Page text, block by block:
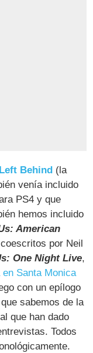
Left Behind (la
venía incluido
PS4 y que
hemos incluido
American
por Neil
One Night Live,
Santa Monica
con un epílogo
sabemos de la
que han dado
Todos